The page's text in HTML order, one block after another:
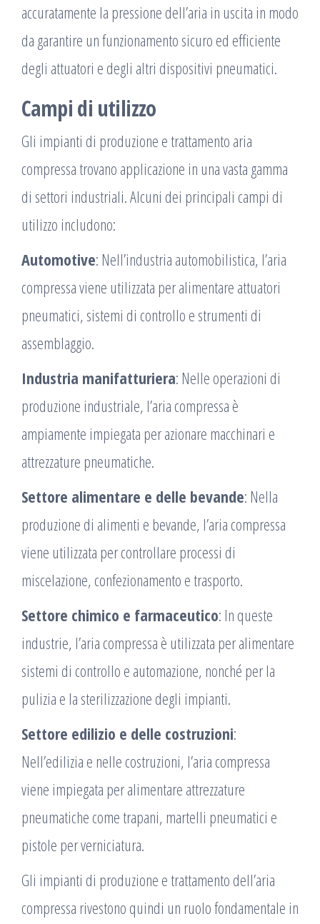
accuratamente la pressione dell’aria in uscita in modo
da garantire un funzionamento sicuro ed efficiente
degli attuatori e degli altri dispositivi pneumatici.
Campi di utilizzo
Gli impianti di produzione e trattamento aria
compressa trovano applicazione in una vasta gamma
di settori industriali. Alcuni dei principali campi di
utilizzo includono:
Automotive: Nell’industria automobilistica, l’aria
compressa viene utilizzata per alimentare attuatori
pneumatici, sistemi di controllo e strumenti di
assemblaggio.
Industria manifatturiera: Nelle operazioni di
produzione industriale, l’aria compressa è
ampiamente impiegata per azionare macchinari e
attrezzature pneumatiche.
Settore alimentare e delle bevande: Nella
produzione di alimenti e bevande, l’aria compressa
viene utilizzata per controllare processi di
miscelazione, confezionamento e trasporto.
Settore chimico e farmaceutico: In queste
industrie, l’aria compressa è utilizzata per alimentare
sistemi di controllo e automazione, nonché per la
pulizia e la sterilizzazione degli impianti.
Settore edilizio e delle costruzioni:
Nell’edilizia e nelle costruzioni, l’aria compressa
viene impiegata per alimentare attrezzature
pneumatiche come trapani, martelli pneumatici e
pistole per verniciatura.
Gli impianti di produzione e trattamento dell’aria
compressa rivestono quindi un ruolo fondamentale in